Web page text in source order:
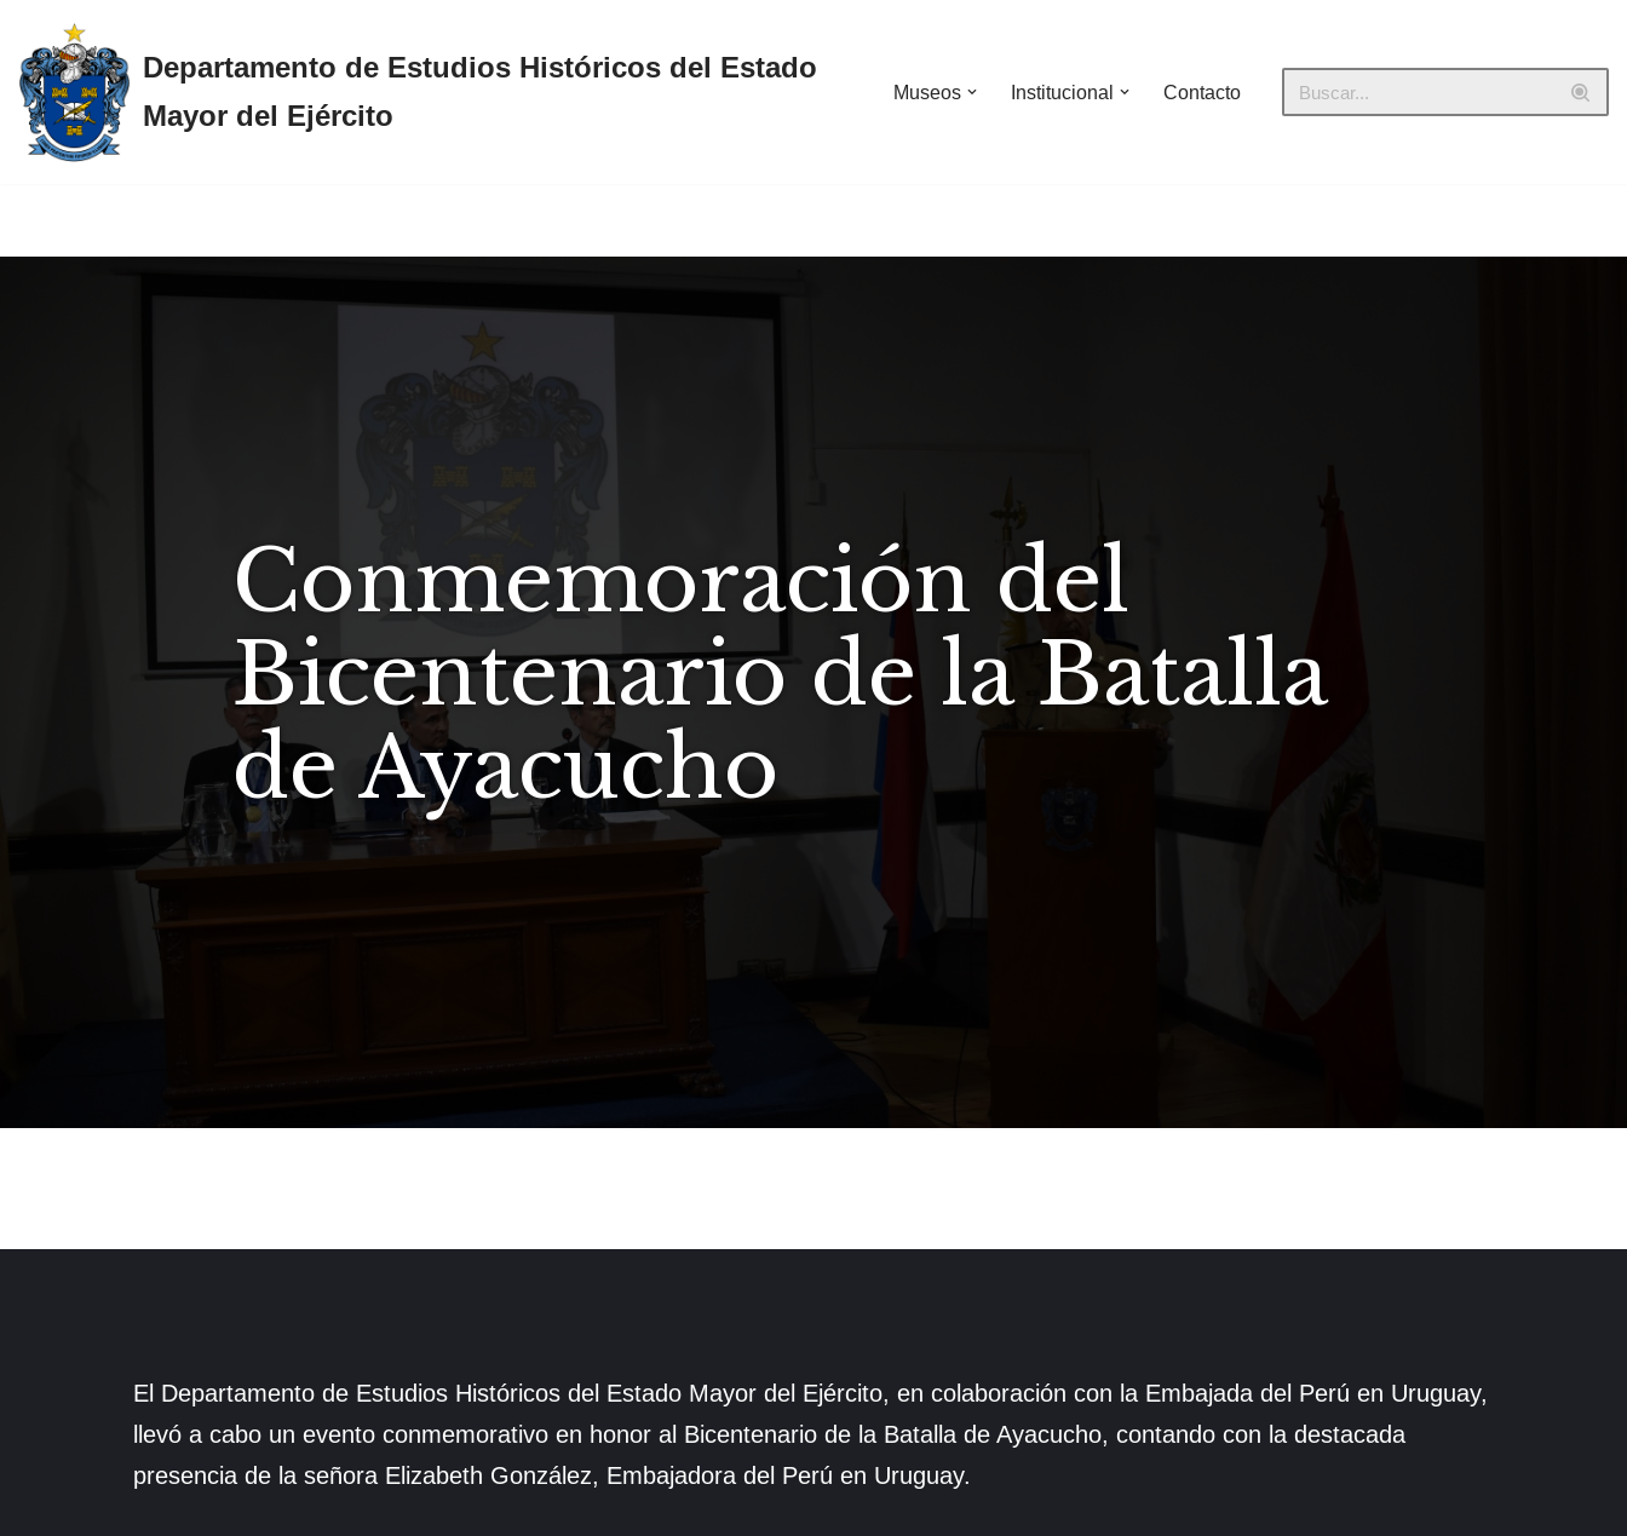
Saltar
al
contenido
Departamento de Estudios Históricos del Estado
Mayor del Ejército
Museos Institucional Contacto
Conmemoración del
Bicentenario de la Batalla
de Ayacucho
El Departamento de Estudios Históricos del Estado Mayor del Ejército, en colaboración con la Embajada del Perú en Uruguay,
llevó a cabo un evento conmemorativo en honor al Bicentenario de la Batalla de Ayacucho, contando con la destacada
presencia de la señora Elizabeth González, Embajadora del Perú en Uruguay.